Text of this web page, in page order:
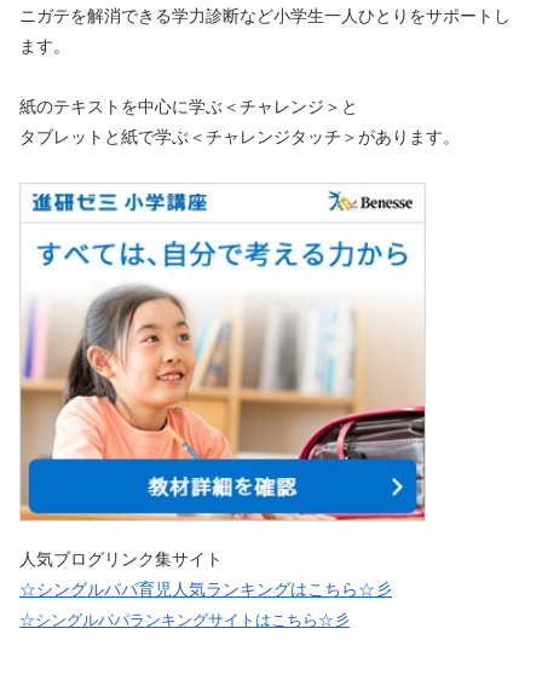
ニガテを解消できる学力診断など小学生一人ひとりをサポートし
ます。
紙のテキストを中心に学ぶ＜チャレンジ＞と
タブレットと紙で学ぶ＜チャレンジタッチ＞があります。
人気ブログリンク集サイト
☆シングルパパ育児人気ランキングはこちら☆彡
☆シングルパパランキングサイトはこちら☆彡